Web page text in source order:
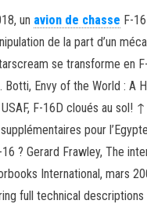
un avion de chasse F-
de la part d’un
se transforme en
Envy of the World : A
F-16D cloués au sol!
pour
16 ? Gerard Frawley, The
International, mars
full technical